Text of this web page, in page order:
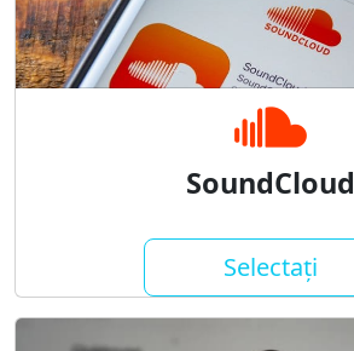
SoundCloud
Selectați